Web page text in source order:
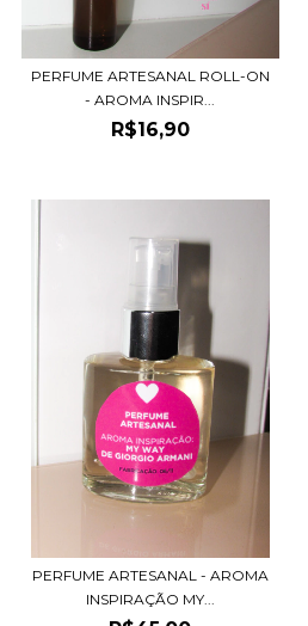
PERFUME ARTESANAL ROLL-ON
- AROMA INSPIR...
R$16,90
PERFUME ARTESANAL - AROMA
INSPIRAÇÃO MY...